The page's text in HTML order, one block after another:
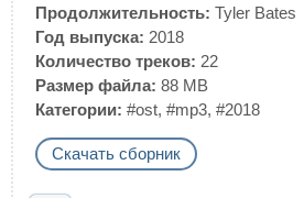
Продолжительность: Tyler Bates
Год выпуска: 2018
Количество треков: 22
Размер файла: 88 MB
Категории: #ost, #mp3, #2018
Скачать сборник